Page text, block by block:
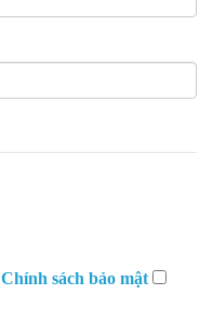
Chính sách bảo mật